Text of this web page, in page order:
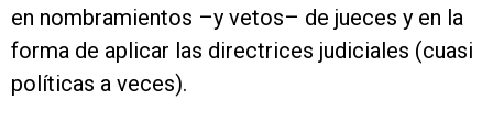
en nombramientos –y vetos– de jueces y en la
forma de aplicar las directrices judiciales (cuasi
políticas a veces).